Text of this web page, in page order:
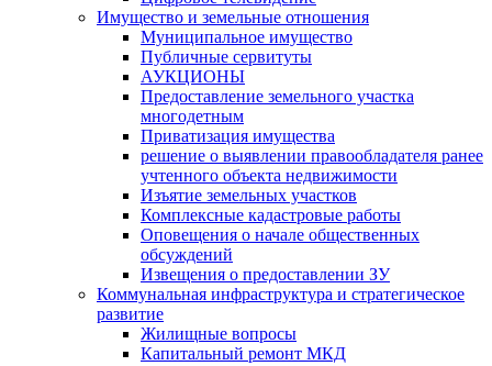
Имущество и земельные отношения
Муниципальное имущество
Публичные сервитуты
АУКЦИОНЫ
Предоставление земельного участка
многодетным
Приватизация имущества
решение о выявлении правообладателя ранее
учтенного объекта недвижимости
Изъятие земельных участков
Комплексные кадастровые работы
Оповещения о начале общественных
обсуждений
Извещения о предоставлении ЗУ
Коммунальная инфраструктура и стратегическое
развитие
Жилищные вопросы
Капитальный ремонт МКД